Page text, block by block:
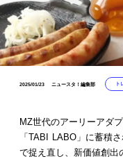
2025/01/23 ニュースタ！編集部 ト
MZ世代のアーリーアダ
「TABI LABO」に蓄積
で捉え直し、新価値創出